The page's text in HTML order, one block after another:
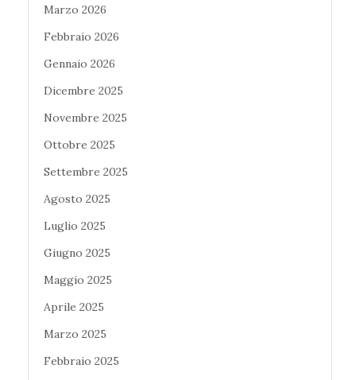
Marzo 2026
Febbraio 2026
Gennaio 2026
Dicembre 2025
Novembre 2025
Ottobre 2025
Settembre 2025
Agosto 2025
Luglio 2025
Giugno 2025
Maggio 2025
Aprile 2025
Marzo 2025
Febbraio 2025